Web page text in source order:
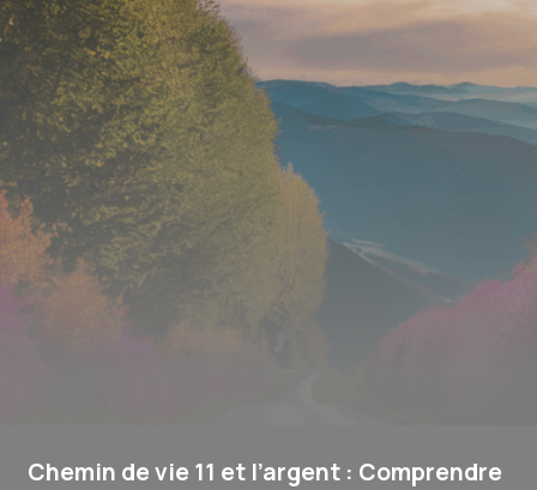
Chemin de vie 11 et l’argent : Comprendre